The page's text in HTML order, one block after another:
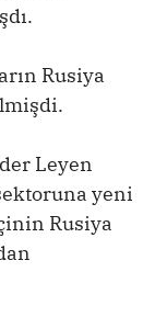
Rusiya
Leyen
yeni
Rusiya